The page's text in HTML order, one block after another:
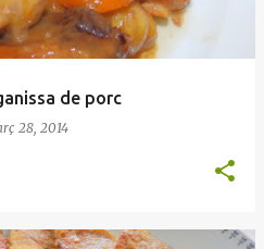
de porc
28, 2014